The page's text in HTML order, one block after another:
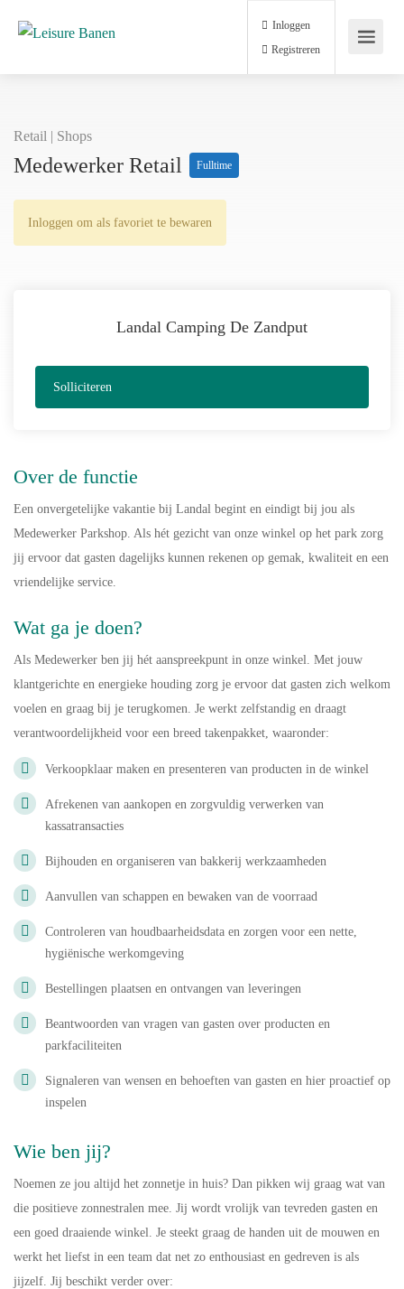
Inloggen
Registreren
Retail | Shops
Medewerker Retail Fulltime
Inloggen om als favoriet te bewaren
Landal Camping De Zandput
Solliciteren
Over de functie
Een onvergetelijke vakantie bij Landal begint en eindigt bij jou als
Medewerker Parkshop. Als hét gezicht van onze winkel op het park zorg
jij ervoor dat gasten dagelijks kunnen rekenen op gemak, kwaliteit en een
vriendelijke service.
Wat ga je doen?
Als Medewerker ben jij hét aanspreekpunt in onze winkel. Met jouw
klantgerichte en energieke houding zorg je ervoor dat gasten zich welkom
voelen en graag bij je terugkomen. Je werkt zelfstandig en draagt
verantwoordelijkheid voor een breed takenpakket, waaronder:
Verkoopklaar maken en presenteren van producten in de winkel
Afrekenen van aankopen en zorgvuldig verwerken van
kassatransacties
Bijhouden en organiseren van bakkerij werkzaamheden
Aanvullen van schappen en bewaken van de voorraad
Controleren van houdbaarheidsdata en zorgen voor een nette,
hygiënische werkomgeving
Bestellingen plaatsen en ontvangen van leveringen
Beantwoorden van vragen van gasten over producten en
parkfaciliteiten
Signaleren van wensen en behoeften van gasten en hier proactief op
inspelen
Wie ben jij?
Noemen ze jou altijd het zonnetje in huis? Dan pikken wij graag wat van
die positieve zonnestralen mee. Jij wordt vrolijk van tevreden gasten en
een goed draaiende winkel. Je steekt graag de handen uit de mouwen en
werkt het liefst in een team dat net zo enthousiast en gedreven is als
jijzelf. Jij beschikt verder over: